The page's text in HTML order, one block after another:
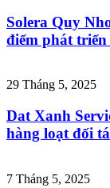
Solera Quy
điểm phát
29 Tháng 5, 2025
Dat Xanh
hàng loạt đối
7 Tháng 5, 2025